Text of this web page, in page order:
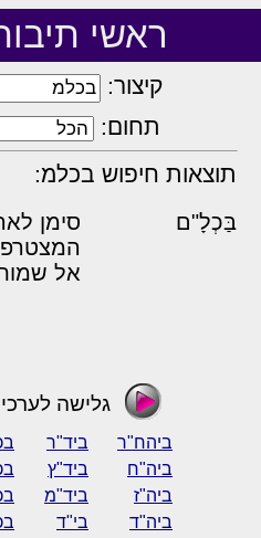
ראשי
קיצור:
תחום:
תוצאות חיפוש בכלמ:
בַּכְלָ"ם
סימן
אל
גלישה
ביהח"ר ביד"ר
ביה"ח
ביד"ץ
ביה"ז
ביד"מ
ביה"ד
בי"ד